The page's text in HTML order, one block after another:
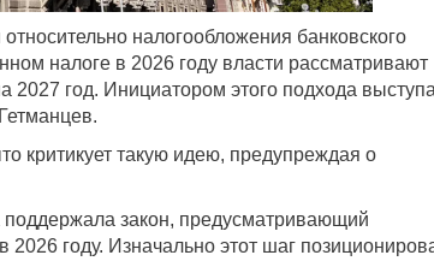
налогообложения банковского
налоге в 2026 году власти рассматривают
2027 год. Инициатором этого подхода
критикует такую идею, предупреждая о
закон, предусматривающий
2026 году. Изначально этот шаг